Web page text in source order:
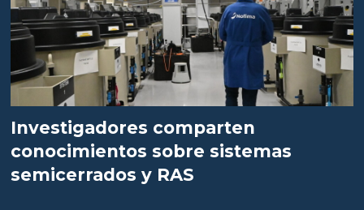
Investigadores comparten
conocimientos sobre sistemas
semicerrados y RAS